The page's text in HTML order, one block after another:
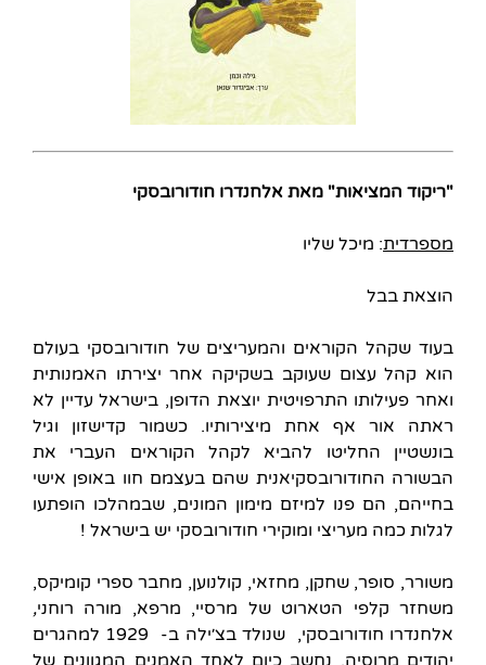
"ריקוד המציאות" מאת אלחנדרו חודורובסקי
מספרדית: מיכל שליו
הוצאת בבל
בעוד שקהל הקוראים והמעריצים של חודורובסקי בעולם
הוא קהל עצום שעוקב בשקיקה אחר יצירתו האמנותית
ואחר פעילותו התרפויטית יוצאת הדופן, בישראל עדיין לא
ראתה אור אף אחת מיצירותיו. כשמור קדישזון וגיל
בונשטיין החליטו להביא לקהל הקוראים העברי את
הבשורה החודורובסקיאנית שהם בעצמם חוו באופן אישי
בחייהם, הם פנו למיזם מימון המונים, שבמהלכו הופתעו
לגלות כמה מעריצי ומוקירי חודורובסקי יש בישראל !
משורר, סופר, שחקן, מחזאי, קולנוען, מחבר ספרי קומיקס,
משחזר קלפי הטארוט של מרסיי, מרפא, מורה רוחני,
אלחנדרו חודורובסקי, שנולד בצ׳ילה ב- 1929 למהגרים
יהודים מרוסיה, נחשב כיום לאחד האמנים המגוונים של